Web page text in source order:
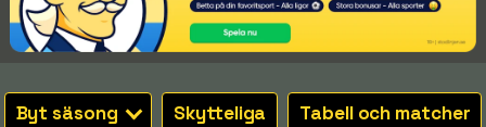
Byt säsong Skytteliga Tabell och matcher